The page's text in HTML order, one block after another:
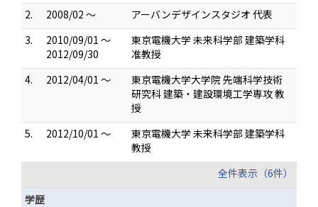
2.
2008/02 ～
アーバンデザインスタジオ 代表
3.
2010/09/01 ～
2012/09/30
東京電機大学 未来科学部 建築学科
准教授
4.
2012/04/01 ～
東京電機大学大学院 先端科学技術
研究科 建築・建設環境工学専攻 教
授
5.
2012/10/01 ～
東京電機大学 未来科学部 建築学科
教授
全件表示（6件）
学歴